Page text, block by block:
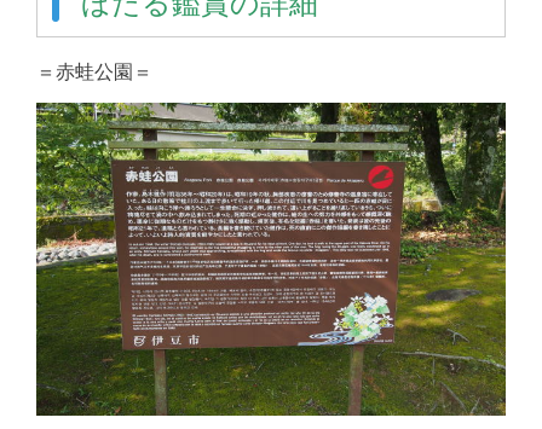
＝赤蛙公園＝